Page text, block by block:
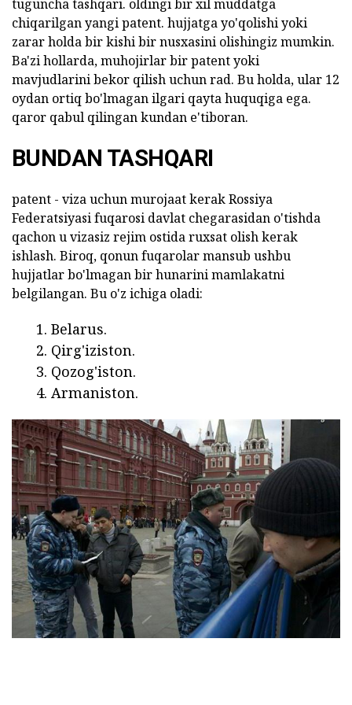
tuguncha tashqari. oldingi bir xil muddatga
chiqarilgan yangi patent. hujjatga yo'qolishi yoki
zarar holda bir kishi bir nusxasini olishingiz mumkin.
Ba'zi hollarda, muhojirlar bir patent yoki
mavjudlarini bekor qilish uchun rad. Bu holda, ular 12
oydan ortiq bo'lmagan ilgari qayta huquqiga ega.
qaror qabul qilingan kundan e'tiboran.
BUNDAN TASHQARI
patent - viza uchun murojaat kerak Rossiya
Federatsiyasi fuqarosi davlat chegarasidan o'tishda
qachon u vizasiz rejim ostida ruxsat olish kerak
ishlash. Biroq, qonun fuqarolar mansub ushbu
hujjatlar bo'lmagan bir hunarini mamlakatni
belgilangan. Bu o'z ichiga oladi:
Belarus.
Qirg'iziston.
Qozog'iston.
Armaniston.